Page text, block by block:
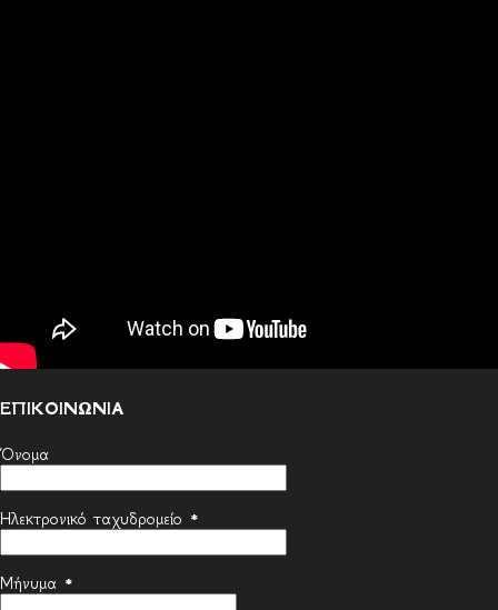
ΕΠΙΚΟΙΝΩΝΙΑ
Όνομα
Ηλεκτρονικό ταχυδρομείο *
Μήνυμα *